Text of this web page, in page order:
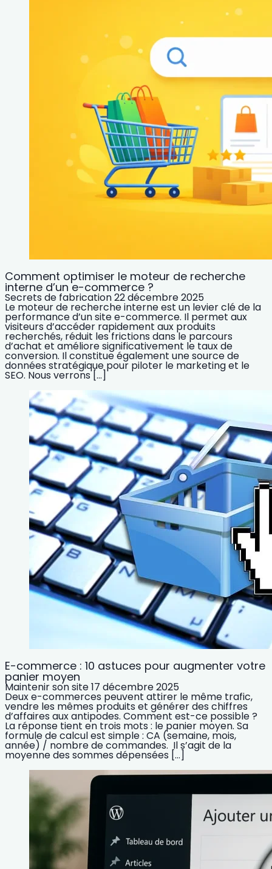
Comment optimiser le moteur de recherche
interne d’un e-commerce ?
Secrets de fabrication22 décembre 2025
Le moteur de recherche interne est un levier clé de la
performance d’un site e-commerce. Il permet aux
visiteurs d’accéder rapidement aux produits
recherchés, réduit les frictions dans le parcours
d’achat et améliore significativement le taux de
conversion. Il constitue également une source de
données stratégique pour piloter le marketing et le
SEO. Nous verrons […]
E-commerce : 10 astuces pour augmenter votre
panier moyen
Maintenir son site17 décembre 2025
Deux e-commerces peuvent attirer le même trafic,
vendre les mêmes produits et générer des chiffres
d’affaires aux antipodes. Comment est-ce possible ?
La réponse tient en trois mots : le panier moyen. Sa
formule de calcul est simple : CA (semaine, mois,
année) / nombre de commandes. Il s’agit de la
moyenne des sommes dépensées […]